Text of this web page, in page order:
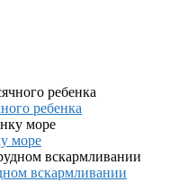
ребенка
море
вскармливании